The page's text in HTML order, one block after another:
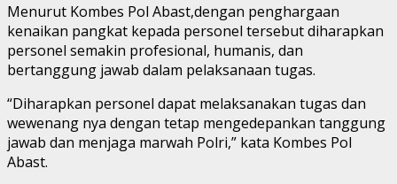
Menurut Kombes Pol Abast,dengan penghargaan
kenaikan pangkat kepada personel tersebut diharapkan
personel semakin profesional, humanis, dan
bertanggung jawab dalam pelaksanaan tugas.
“Diharapkan personel dapat melaksanakan tugas dan
wewenang nya dengan tetap mengedepankan tanggung
jawab dan menjaga marwah Polri,” kata Kombes Pol
Abast.